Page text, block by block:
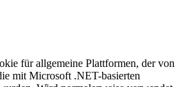
für allgemeine Plattformen, der von
mit Microsoft .NET-basierten